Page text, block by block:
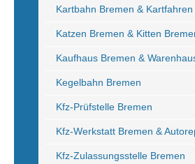
Kartbahn Bremen &
Katzen Bremen & Kitten
Kaufhaus Bremen &
Kegelbahn Bremen
Kfz-Prüfstelle Bremen
Kfz-Werkstatt Bremen &
Kfz-Zulassungsstelle Bremen